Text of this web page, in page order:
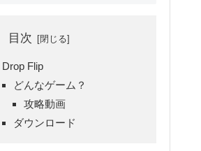
目次
Drop Flip
どんなゲーム？
攻略動画
ダウンロード